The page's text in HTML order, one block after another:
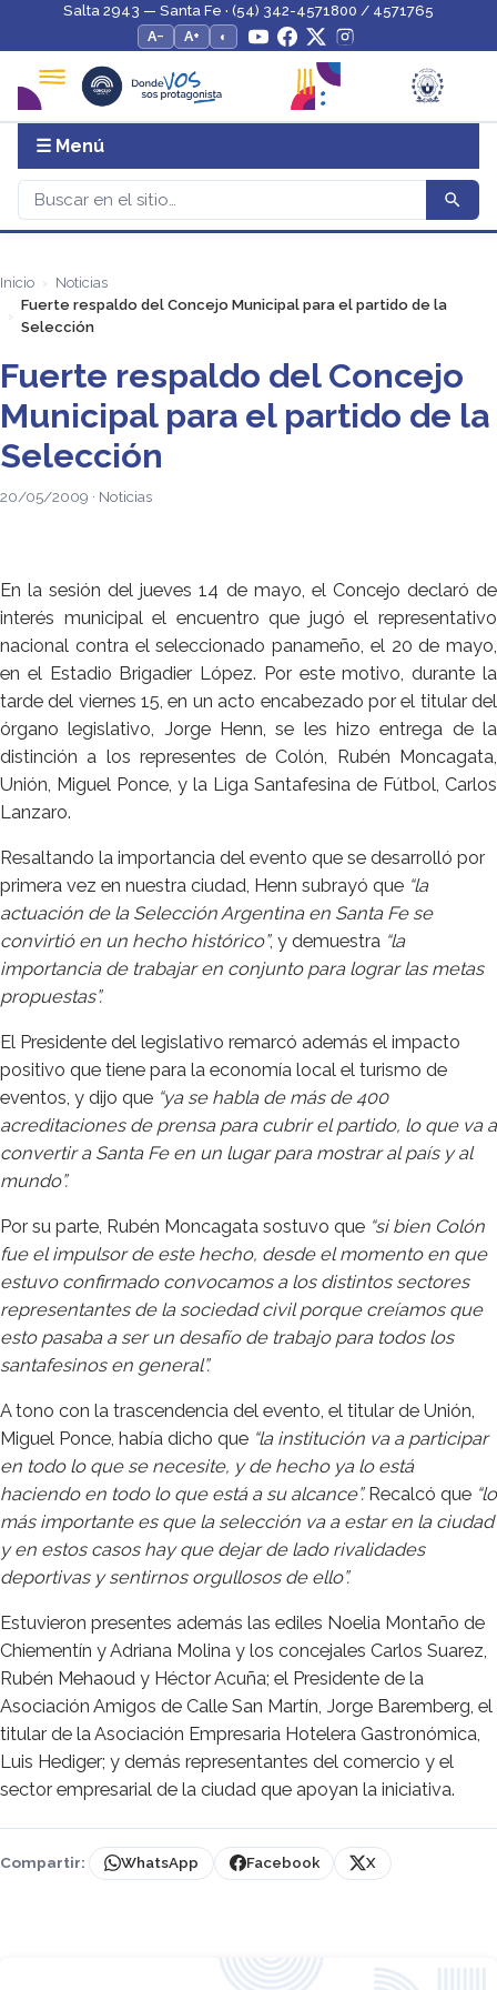
Salta 2943 — Santa Fe · (54) 342-4571800 / 4571765
A−
A+ ◐
☰ Menú
Inicio
Noticias
Fuerte respaldo del Concejo Municipal para el partido de la
Selección
Fuerte respaldo del Concejo
Municipal para el partido de la
Selección
20/05/2009 · Noticias
En la sesión del jueves 14 de mayo, el Concejo declaró de
interés municipal el encuentro que jugó el representativo
nacional contra el seleccionado panameño, el 20 de mayo,
en el Estadio Brigadier López. Por este motivo, durante la
tarde del viernes 15, en un acto encabezado por el titular del
órgano legislativo, Jorge Henn, se les hizo entrega de la
distinción a los representes de Colón, Rubén Moncagata,
Unión, Miguel Ponce, y la Liga Santafesina de Fútbol, Carlos
Lanzaro.
Resaltando la importancia del evento que se desarrolló por
primera vez en nuestra ciudad, Henn subrayó que “la
actuación de la Selección Argentina en Santa Fe se
convirtió en un hecho histórico”, y demuestra “la
importancia de trabajar en conjunto para lograr las metas
propuestas”.
El Presidente del legislativo remarcó además el impacto
positivo que tiene para la economía local el turismo de
eventos, y dijo que “ya se habla de más de 400
acreditaciones de prensa para cubrir el partido, lo que va a
convertir a Santa Fe en un lugar para mostrar al país y al
mundo”.
Por su parte, Rubén Moncagata sostuvo que “si bien Colón
fue el impulsor de este hecho, desde el momento en que
estuvo confirmado convocamos a los distintos sectores
representantes de la sociedad civil porque creíamos que
esto pasaba a ser un desafío de trabajo para todos los
santafesinos en general”.
A tono con la trascendencia del evento, el titular de Unión,
Miguel Ponce, había dicho que “la institución va a participar
en todo lo que se necesite, y de hecho ya lo está
haciendo en todo lo que está a su alcance”. Recalcó que “lo
más importante es que la selección va a estar en la ciudad
y en estos casos hay que dejar de lado rivalidades
deportivas y sentirnos orgullosos de ello”.
Estuvieron presentes además las ediles Noelia Montaño de
Chiementín y Adriana Molina y los concejales Carlos Suarez,
Rubén Mehaoud y Héctor Acuña; el Presidente de la
Asociación Amigos de Calle San Martín, Jorge Baremberg, el
titular de la Asociación Empresaria Hotelera Gastronómica,
Luis Hediger; y demás representantes del comercio y el
sector empresarial de la ciudad que apoyan la iniciativa.
Compartir: WhatsApp Facebook X